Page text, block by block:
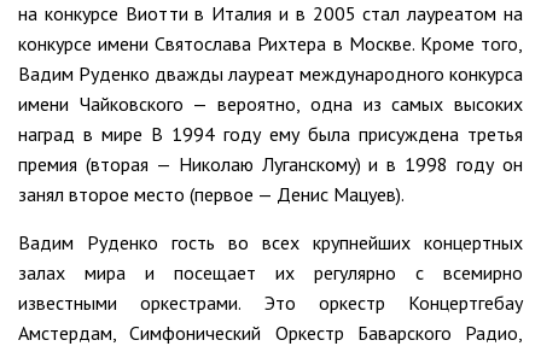
на конкурсе Виотти в Италия и в 2005 стал лауреатом на
конкурсе имени Святослава Рихтера в Москве. Кроме того,
Вадим Руденко дважды лауреат международного конкурса
имени Чайковского — вероятно, одна из самых высоких
наград в мире В 1994 году ему была присуждена третья
премия (вторая — Николаю Луганскому) и в 1998 году он
занял второе место (первое — Денис Мацуев).
Вадим Руденко гость во всех крупнейших концертных
залах мира и посещает их регулярно с всемирно
известными оркестрами. Это оркестр Концертгебау
Амстердам, Симфонический Оркестр Баварского Радио,